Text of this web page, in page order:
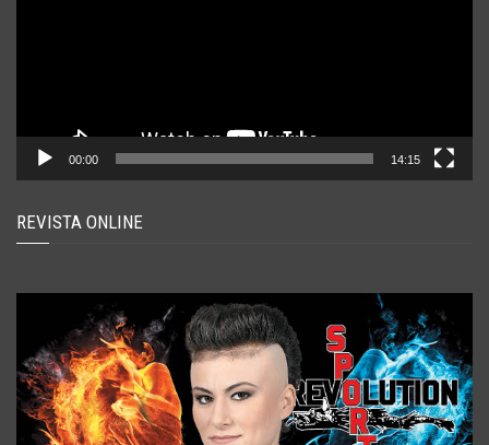
00:00 14:15
REVISTA ONLINE